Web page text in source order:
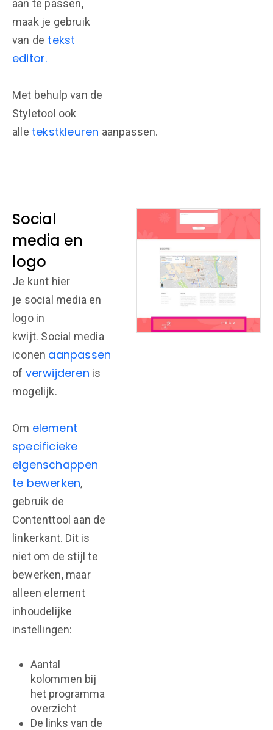
aan te passen,
maak je gebruik
van de tekst
editor.
Met behulp van de
Styletool ook
alle tekstkleuren aanpassen.
Social
media en
logo
Je kunt hier
je social media en
logo in
kwijt. Social media
iconen aanpassen
of verwijderen is
mogelijk.
Om element
specificieke
eigenschappen
te bewerken,
gebruik de
Contenttool aan de
linkerkant. Dit is
niet om de stijl te
bewerken, maar
alleen element
inhoudelijke
instellingen:
Aantal
kolommen bij
het programma
overzicht
De links van de